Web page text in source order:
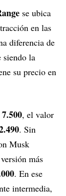
se ubica
en las
diferencia de
siendo la
su precio en
, el valor
. Sin
Musk
más
. En ese
intermedia,